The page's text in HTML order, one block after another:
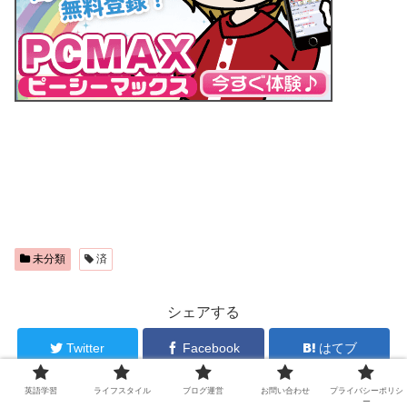
未分類 済
シェアする
Twitter Facebook はてブ
Pocket LINE コピー
英語学習 ライフスタイル ブログ運営 お問い合わせ
プライバシーポリシ
ー